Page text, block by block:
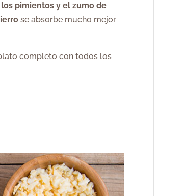
pimientos y el zumo de
se absorbe mucho mejor
completo con todos los